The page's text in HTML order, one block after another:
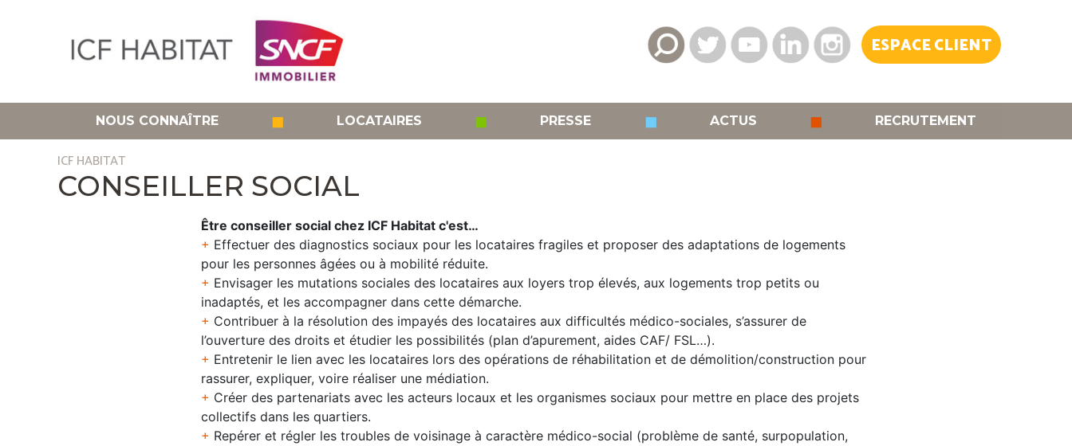
ESPACE CLIENT
NOUS CONNAÎTRE ◼ LOCATAIRES ◼ PRESSE ◼ ACTUS ◼ RECRUTEMENT
ICF HABITAT
CONSEILLER SOCIAL
Être conseiller social chez ICF Habitat c'est…
+ Effectuer des diagnostics sociaux pour les locataires fragiles et proposer des adaptations de logements
pour les personnes âgées ou à mobilité réduite.
+ Envisager les mutations sociales des locataires aux loyers trop élevés, aux logements trop petits ou
inadaptés, et les accompagner dans cette démarche.
+ Contribuer à la résolution des impayés des locataires aux difficultés médico-sociales, s’assurer de
l’ouverture des droits et étudier les possibilités (plan d’apurement, aides CAF/ FSL…).
+ Entretenir le lien avec les locataires lors des opérations de réhabilitation et de démolition/construction pour
rassurer, expliquer, voire réaliser une médiation.
+ Créer des partenariats avec les acteurs locaux et les organismes sociaux pour mettre en place des projets
collectifs dans les quartiers.
+ Repérer et régler les troubles de voisinage à caractère médico-social (problème de santé, surpopulation,